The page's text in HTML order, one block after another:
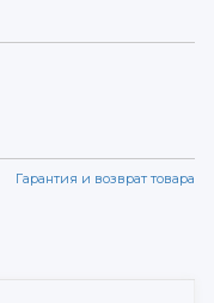
Гарантия и возврат товара